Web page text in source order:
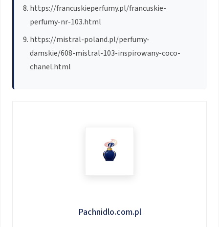
https://francuskieperfumy.pl/francuskie-
perfumy-nr-103.html
https://mistral-poland.pl/perfumy-
damskie/608-mistral-103-inspirowany-coco-
chanel.html
Pachnidlo.com.pl